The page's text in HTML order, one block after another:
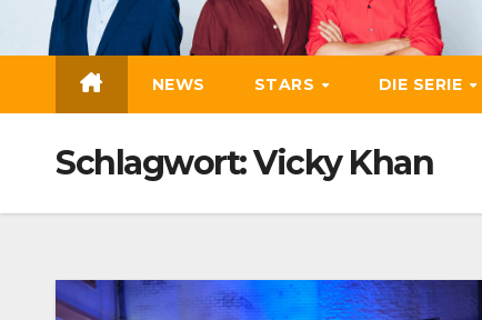
NEWS STARS DIE SERIE
Schlagwort:Vicky Khan